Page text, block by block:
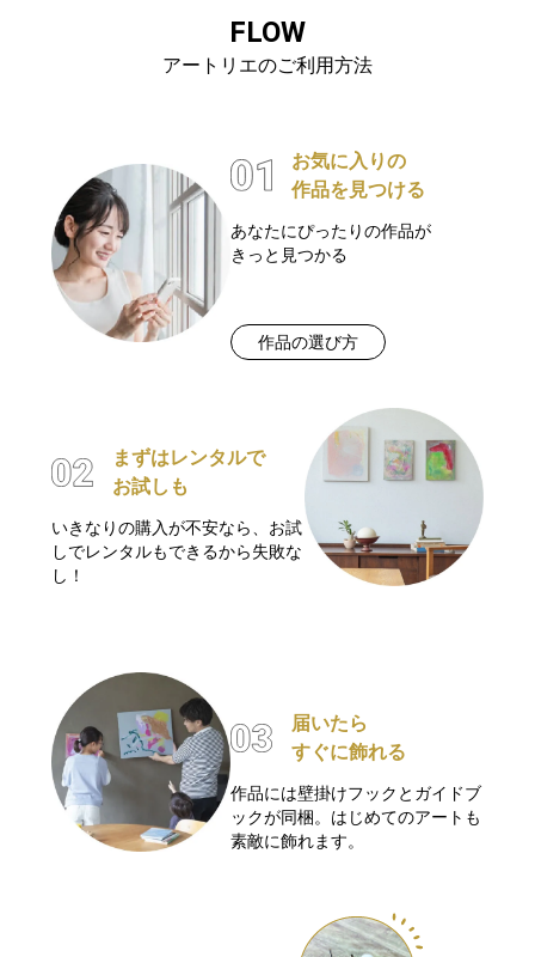
FLOW
アートリエのご利用方法
お気に入りの
作品を見つける
あなたにぴったりの作品が
きっと見つかる
作品の選び方
まずはレンタルで
お試しも
いきなりの購入が不安なら、お試
しでレンタルもできるから失敗な
し！
届いたら
すぐに飾れる
作品には壁掛けフックとガイドブ
ックが同梱。はじめてのアートも
素敵に飾れます。